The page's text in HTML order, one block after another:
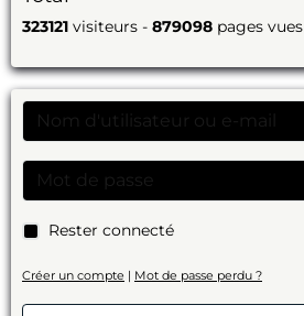
323121 visiteurs - 879098 pages vues
Rester connecté
Créer un compte | Mot de passe perdu ?